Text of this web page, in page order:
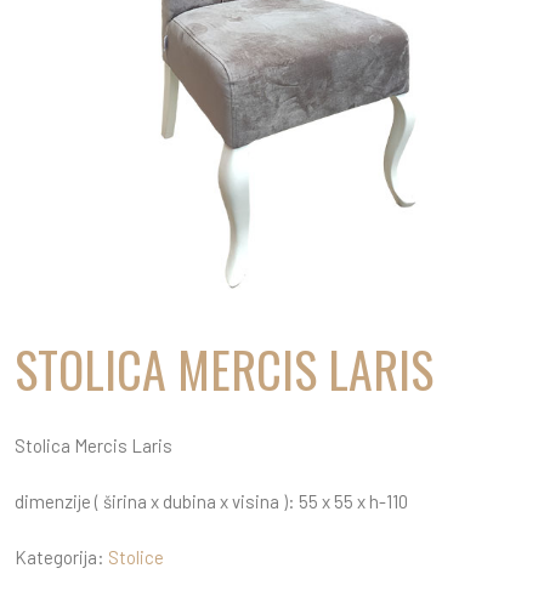
STOLICA MERCIS LARIS
Stolica Mercis Laris
dimenzije ( širina x dubina x visina ): 55 x 55 x h-110
Kategorija: Stolice